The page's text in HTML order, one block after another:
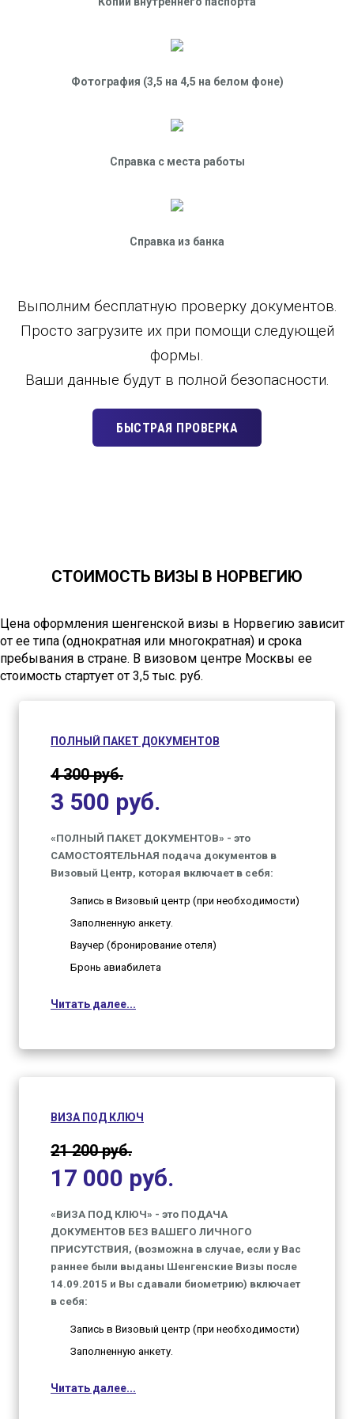
Фотография (3,5 на 4,5 на белом фоне)
Справка с места работы
Справка из банка
Выполним бесплатную проверку документов.
Просто загрузите их при помощи следующей
формы.
Ваши данные будут в полной безопасности.
БЫСТРАЯ ПРОВЕРКА
СТОИМОСТЬ ВИЗЫ В НОРВЕГИЮ
Цена оформления шенгенской визы в Норвегию зависит
от ее типа (однократная или многократная) и срока
пребывания в стране. В визовом центре Москвы ее
стоимость стартует от 3,5 тыс. руб.
ПОЛНЫЙ ПАКЕТ ДОКУМЕНТОВ
4 300 руб.
3 500 руб.
«ПОЛНЫЙ ПАКЕТ ДОКУМЕНТОВ» - это
САМОСТОЯТЕЛЬНАЯ подача документов в
Визовый Центр, которая включает в себя:
Запись в Визовый центр (при необходимости)
Заполненную анкету.
Ваучер (бронирование отеля)
Бронь авиабилета
Читать далее...
Справку с работы (желательно)
паспортов (новый и старые)
Две фотографии 3.5х4.5 (цветные на белом
Копию внутреннего паспорта РФ (лицевой
страницы с отметками)
заграничного паспорта
Стоимость «ПОЛНОГО ПАКЕТА» - 2 500 руб.* -
оплачиваете КОНСУЛЬСКИЙ и СЕРВИСНЫЙ
СБОР
ВИЗА ПОД КЛЮЧ
21 200 руб.
17 000 руб.
«ВИЗА ПОД КЛЮЧ» - это ПОДАЧА
ДОКУМЕНТОВ БЕЗ ВАШЕГО ЛИЧНОГО
ПРИСУТСТВИЯ, (возможна в случае, если у Вас
раннее были выданы Шенгенские Визы после
14.09.2015 и Вы сдавали биометрию) включает
в себя:
Запись в Визовый центр (при необходимости)
Заполненную анкету.
Читать далее...